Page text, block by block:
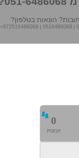
הונאות בטלפון?
+972516486068 | 0516486068 |
0
תגובות